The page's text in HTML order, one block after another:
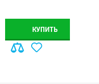
КУПИТЬ